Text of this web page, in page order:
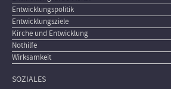
Entwicklungspolitik
Entwicklungsziele
Kirche und Entwicklung
Nothilfe
Wirksamkeit
SOZIALES